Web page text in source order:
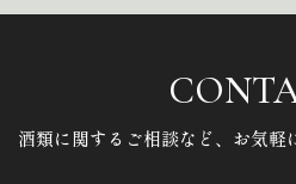
酒類に関するご相談など、 お気軽